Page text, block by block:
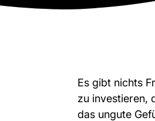
Es gibt nichts
zu investieren,
das ungute